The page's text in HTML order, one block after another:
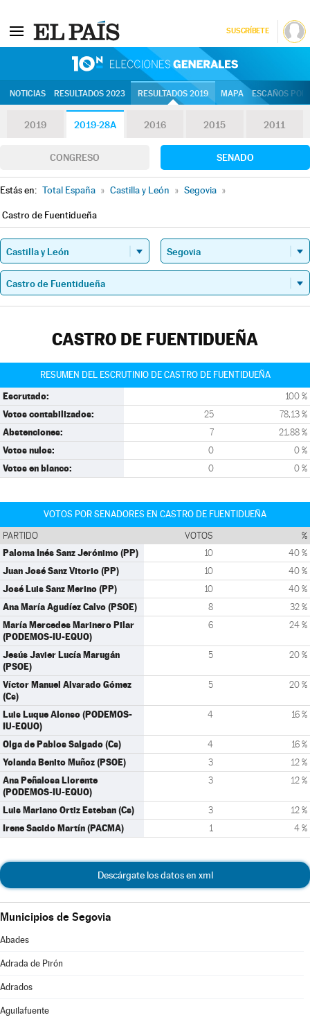
SUSCRÍBETE
NOTICIAS RESULTADOS 2023 RESULTADOS 2019 MAPA ESCAÑOS
2019 2019-28A 2016 2015 2011
CONGRESO SENADO
Estás en: Total España » Castilla y León » Segovia »
Castro de Fuentidueña
CASTRO DE FUENTIDUEÑA
RESUMEN DEL ESCRUTINIO DE CASTRO DE FUENTIDUEÑA
Escrutado: 100 %
Votos contabilizados: 25 78,13 %
Abstenciones: 7 21,88 %
Votos nulos: 0 0 %
Votos en blanco: 0 0 %
VOTOS POR SENADORES EN CASTRO DE FUENTIDUEÑA
PARTIDO VOTOS %
Paloma Inés Sanz Jerónimo (PP) 10 40 %
Juan José Sanz Vitorio (PP) 10 40 %
José Luis Sanz Merino (PP) 10 40 %
Ana María Agudíez Calvo (PSOE) 8 32 %
María Mercedes Marinero Pilar
(PODEMOS-IU-EQUO)
6 24 %
Jesús Javier Lucía Marugán
(PSOE)
5 20 %
Víctor Manuel Alvarado Gómez
(Cs)
5 20 %
Luis Luque Alonso (PODEMOS-
IU-EQUO)
4 16 %
Olga de Pablos Salgado (Cs) 4 16 %
Yolanda Benito Muñoz (PSOE) 3 12 %
Ana Peñalosa Llorente
(PODEMOS-IU-EQUO)
3 12 %
Luis Mariano Ortiz Esteban (Cs) 3 12 %
Irene Sacido Martín (PACMA) 1 4 %
Descárgate los datos en xml
Municipios de Segovia
Abades
Adrada de Pirón
Adrados
Aguilafuente